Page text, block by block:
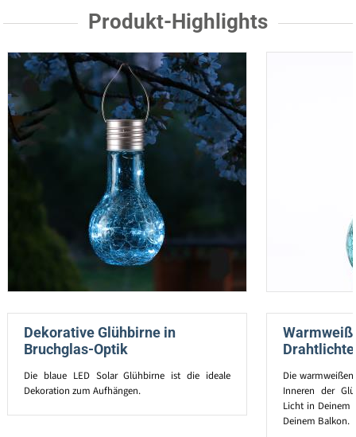
Produkt-Highlights
Dekorative Glühbirne in
Bruchglas-Optik
Die blaue LED Solar Glühbirne ist die ideale
Dekoration zum Aufhängen.
Die
Inneren der
Licht in Deinem
Deinem Balkon.